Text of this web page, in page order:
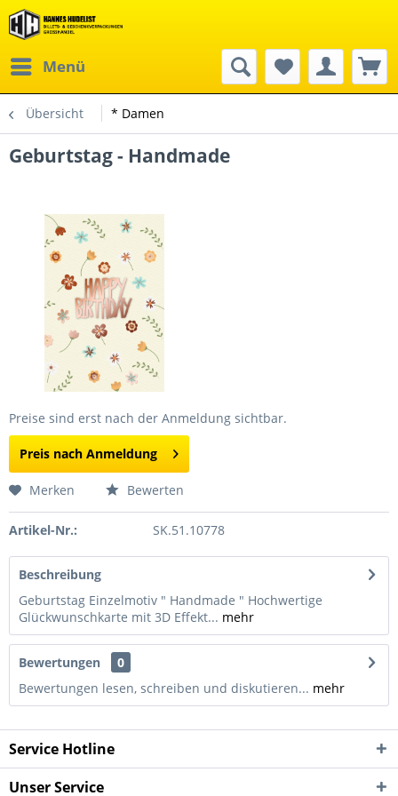
Menü
Übersicht * Damen
Geburtstag - Handmade
Preise sind erst nach der Anmeldung sichtbar.
Preis nach Anmeldung
Merken Bewerten
Artikel-Nr.: SK.51.10778
Beschreibung
Geburtstag Einzelmotiv " Handmade " Hochwertige
Glückwunschkarte mit 3D Effekt... mehr
Bewertungen
0
Bewertungen lesen, schreiben und diskutieren... mehr
Service Hotline
Unser Service